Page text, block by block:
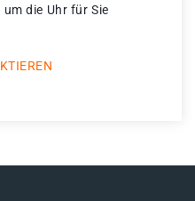
die Uhr für Sie